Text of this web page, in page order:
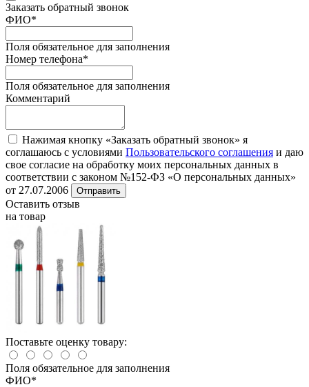
Заказать обратный звонок
ФИО*
Поля обязательное для заполнения
Номер телефона*
Поля обязательное для заполнения
Комментарий
Нажимая кнопку «Заказать обратный звонок» я
соглашаюсь с условиями Пользовательского соглашения и даю
свое согласие на обработку моих персональных данных в
соответствии с законом №152-ФЗ «О персональных данных»
от 27.07.2006
Отправить
Оставить отзыв
на товар
Поставьте оценку товару:
Поля обязательное для заполнения
ФИО*